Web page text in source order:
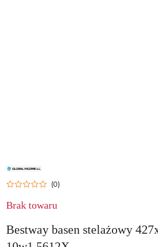
NAZWA
PRODUCENTA:
GLOBAL
INCOME
Z
OO
(0)
Brak towaru
Bestway basen stelażowy